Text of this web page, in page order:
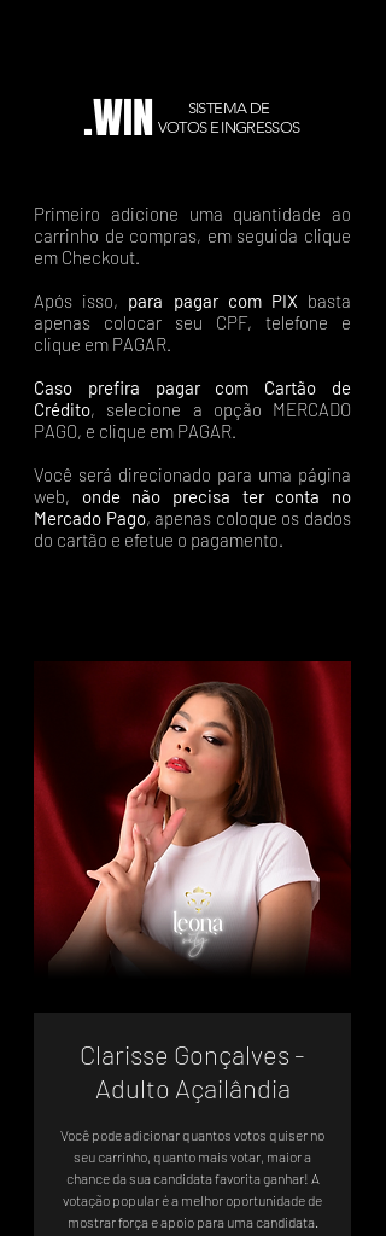
.WIN
SISTEMA DE
VOTOS E INGRESSOS
Primeiro adicione uma quantidade ao
carrinho de compras, em seguida clique
em Checkout.
Após isso, para pagar com PIX basta
apenas colocar seu CPF, telefone e
clique em PAGAR.
Caso prefira pagar com Cartão de
Crédito, selecione a opção MERCADO
PAGO, e clique em PAGAR.
Você será direcionado para uma página
web, onde não precisa ter conta no
Mercado Pago, apenas coloque os dados
do cartão e efetue o pagamento.
Clarisse Gonçalves -
Adulto Açailândia
Você pode adicionar quantos votos quiser no
seu carrinho, quanto mais votar, maior a
chance da sua candidata favorita ganhar! A
votação popular é a melhor oportunidade de
mostrar força e apoio para uma candidata.